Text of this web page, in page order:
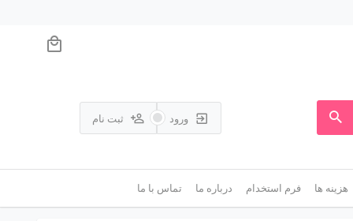
ورود ثبت نام
هزینه ها فرم استخدام درباره ما تماس با ما